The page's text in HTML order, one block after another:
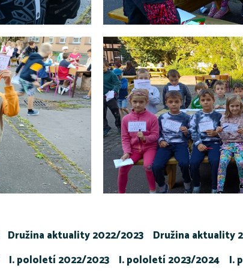
Družina aktuality 2022/2023 Družina aktuality
I. pololetí 2022/2023 I. pololetí 2023/2024 I.